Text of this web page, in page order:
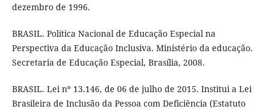
dezembro de 1996.
BRASIL. Política Nacional de Educação Especial na
Perspectiva da Educação Inclusiva. Ministério da educação.
Secretaria de Educação Especial, Brasília, 2008.
BRASIL. Lei nº 13.146, de 06 de julho de 2015. Institui a Lei
Brasileira de Inclusão da Pessoa com Deficiência (Estatuto